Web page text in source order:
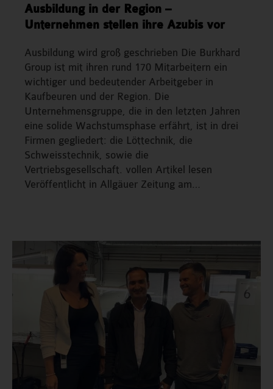
Ausbildung in der Region –
Unternehmen stellen ihre Azubis vor
Ausbildung wird groß geschrieben Die Burkhard
Group ist mit ihren rund 170 Mitarbeitern ein
wichtiger und bedeutender Arbeitgeber in
Kaufbeuren und der Region. Die
Unternehmensgruppe, die in den letzten Jahren
eine solide Wachstumsphase erfährt, ist in drei
Firmen gegliedert: die Löttechnik, die
Schweisstechnik, sowie die
Vertriebsgesellschaft. vollen Artikel lesen
Veröffentlicht in Allgäuer Zeitung am…